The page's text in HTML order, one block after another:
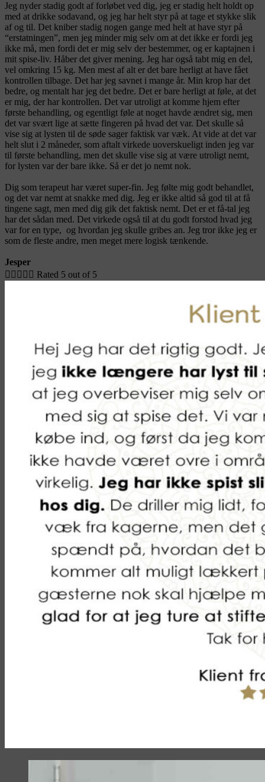
Jeg nyder stadig godt af forløbet ved dig, jeg er stadig helt holdt op
med at drikke sodavand, og jeg har helt styr på at tage et stykke slik
af og til. Det kniber stadig nogen gange med helt at have styr på
“erstatningen”, men jeg minder mig selv om at det ikke er fordi jeg
ikke må, men fordi det er mig selv der bestemmer, og er kaptajnen i
mit spise-liv. Håber det giver mening. Jeg har også tabt mig en del,
vel omkring 15 kg. Men mest af alt er det bare herligt at have fået
kontrollen tilbage. Det har jeg savnet i mange år. Min krop har det
bedre, og mentalt har jeg det bedre. Det er bare herligt at føle, at det
er mig, der har kontrollen. Det var utroligt at komme hjem efter
første behandling, og egentligt føle at noget havde ændret sig, men
det var svært lige at sætte fingeren på hvad det var. Det skulle så
vise sig at lysten til de søde sager faktisk var væk. At vide at det var
helt slut i 2 måneder, som aftalt virkede uoverskueligt inden jeg var
til første behandling, men det skulle vise sig at være utroligt nemt,
for lysten var der bare ikke. Så er det jo nemt nok.
Dig som terapeut har været super-fin. Jeg følte mig godt behandlet,
og det var nemt at snakke med dig. Jeg er ikke altid så god til at få
tingene sagt, men med dig gik det faktisk nemt. Det er et få-tal jeg
har det sådan med. Det virkede også til at du godt forstod hvad jeg
var for en type, og hvordan jeg skulle gribes an. Jeg tror ikke jeg er
som de fleste andre, men meget mere logisk tænkende.
Jesper
     Rated 5 out of 5